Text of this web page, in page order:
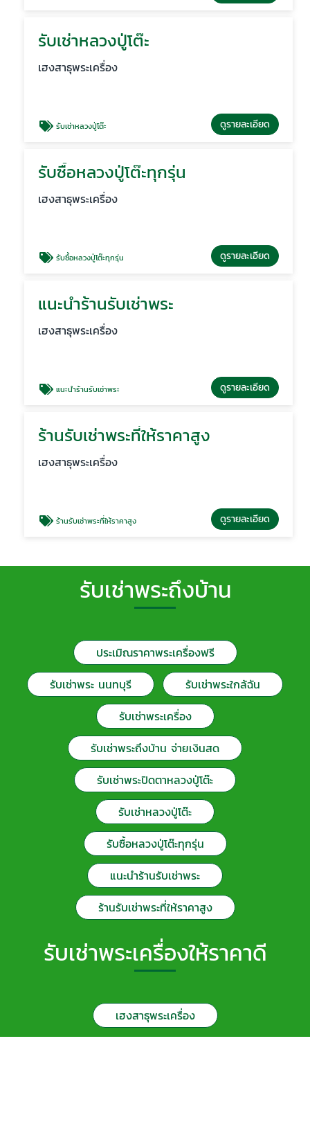
รับเช่าหลวงปู่โต๊ะ
เฮงสาธุพระเครื่อง
รับเช่าหลวงปู่โต๊ะ ดูรายละเอียด
รับซื้อหลวงปู่โต๊ะทุกรุ่น
เฮงสาธุพระเครื่อง
รับซื้อหลวงปู่โต๊ะทุกรุ่น ดูรายละเอียด
แนะนำร้านรับเช่าพระ
เฮงสาธุพระเครื่อง
แนะนำร้านรับเช่าพระ ดูรายละเอียด
ร้านรับเช่าพระที่ให้ราคาสูง
เฮงสาธุพระเครื่อง
ร้านรับเช่าพระที่ให้ราคาสูง ดูรายละเอียด
รับเช่าพระถึงบ้าน
ประเมิณราคาพระเครื่องฟรี
รับเช่าพระ นนทบุรี
รับเช่าพระใกล้ฉัน
รับเช่าพระเครื่อง
รับเช่าพระถึงบ้าน จ่ายเงินสด
รับเช่าพระปิดตาหลวงปู่โต๊ะ
รับเช่าหลวงปู่โต๊ะ
รับซื้อหลวงปู่โต๊ะทุกรุ่น
แนะนำร้านรับเช่าพระ
ร้านรับเช่าพระที่ให้ราคาสูง
รับเช่าพระเครื่องให้ราคาดี
เฮงสาธุพระเครื่อง